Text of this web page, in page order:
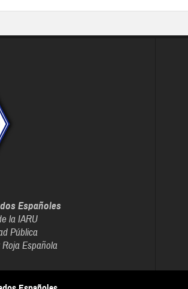
Españoles
la IARU
Pública
Española